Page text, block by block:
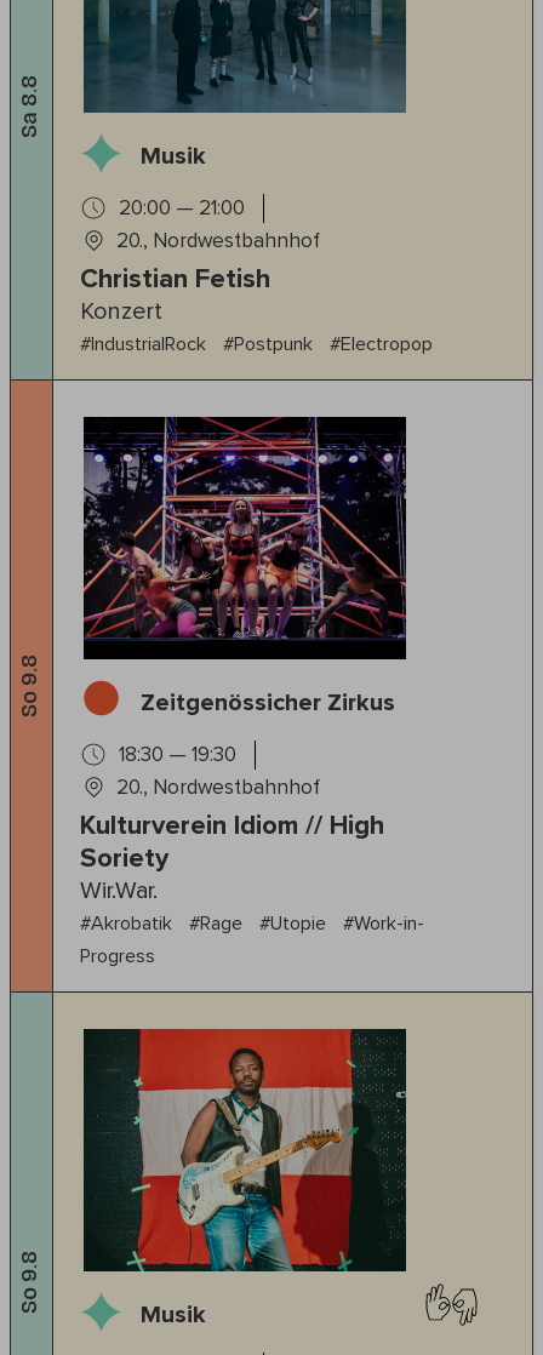
Sa 8.8
Musik
20:00 — 21:00
20., Nordwestbahnhof
Christian Fetish
Konzert
#IndustrialRock #Postpunk #Electropop
So 9.8 Zeitgenössicher Zirkus
18:30 — 19:30
20., Nordwestbahnhof
Kulturverein Idiom // High
Soriety
Wir.War.
#Akrobatik #Rage #Utopie
#Work-in-
Progress
So 9.8
Musik